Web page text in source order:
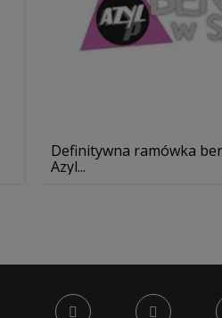
Definitywna ramówka
Azyl...